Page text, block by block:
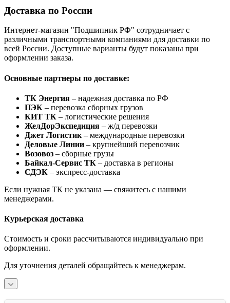
Доставка по России
Интернет-магазин "Подшипник РФ" сотрудничает с
различными транспортными компаниями для доставки по
всей России. Доступные варианты будут показаны при
оформлении заказа.
Основные партнеры по доставке:
ТК Энергия – надежная доставка по РФ
ПЭК – перевозка сборных грузов
КИТ ТК – логистические решения
ЖелДорЭкспедиция – ж/д перевозки
Джет Логистик – международные перевозки
Деловые Линии – крупнейший перевозчик
Возовоз – сборные грузы
Байкал-Сервис ТК – доставка в регионы
СДЭК – экспресс-доставка
Если нужная ТК не указана — свяжитесь с нашими
менеджерами.
Курьерская доставка
Стоимость и сроки рассчитываются индивидуально при
оформлении.
Для уточнения деталей обращайтесь к менеджерам.